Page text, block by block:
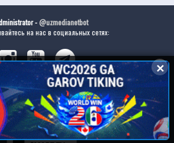
-@uzmedianetbot
на нас в социальных сетях:
Скачайте наше приложение:
✕
✕